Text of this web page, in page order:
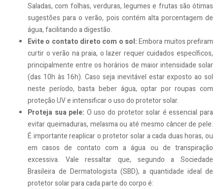
Saladas, com folhas, verduras, legumes e frutas são ótimas
sugestões para o verão, pois contém alta porcentagem de
água, facilitando a digestão.
Evite o contato direto com o sol:Embora muitos prefiram
curtir o verão na praia, o lazer requer cuidados específicos,
principalmente entre os horários de maior intensidade solar
(das 10h às 16h). Caso seja inevitável estar exposto ao sol
neste período, basta beber água, optar por roupas com
proteção UV e intensificar o uso do protetor solar.
Proteja sua pele: O uso do protetor solar é essencial para
evitar queimaduras, melasma ou até mesmo câncer de pele.
É importante reaplicar o protetor solar a cada duas horas, ou
em casos de contato com a água ou de transpiração
excessiva. Vale ressaltar que, segundo a Sociedade
Brasileira de Dermatologista (SBD), a quantidade ideal de
protetor solar para cada parte do corpo é: